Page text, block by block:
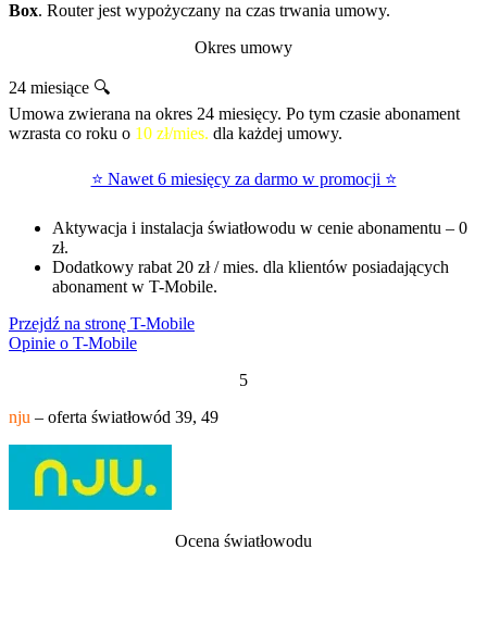
Box. Router jest wypożyczany na czas trwania umowy.
Okres umowy
24 miesiące 🔍
Umowa zwierana na okres 24 miesięcy. Po tym czasie abonament
wzrasta co roku o 10 zł/mies. dla każdej umowy.
⭐ Nawet 6 miesięcy za darmo w promocji ⭐
Aktywacja i instalacja światłowodu w cenie abonamentu – 0
zł.
Dodatkowy rabat 20 zł / mies. dla klientów posiadających
abonament w T-Mobile.
Przejdź na stronę T-Mobile
Opinie o T-Mobile
5
nju – oferta światłowód 39, 49
Ocena światłowodu